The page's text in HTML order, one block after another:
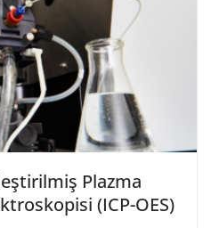
Plazma
(ICP-OES)